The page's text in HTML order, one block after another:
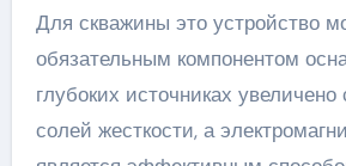
Для скважины это устройство
обязательным компонентом
глубоких источниках
солей жесткости, а